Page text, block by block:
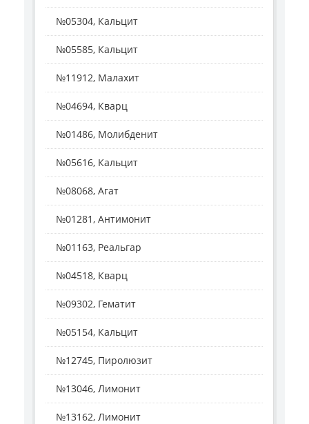
№05304, Кальцит
№05585, Кальцит
№11912, Малахит
№04694, Кварц
№01486, Молибденит
№05616, Кальцит
№08068, Агат
№01281, Антимонит
№01163, Реальгар
№04518, Кварц
№09302, Гематит
№05154, Кальцит
№12745, Пиролюзит
№13046, Лимонит
№13162, Лимонит